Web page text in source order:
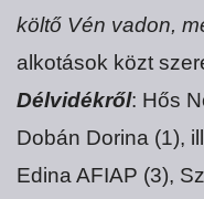
költő Vén vadon,
alkotások közt
Délvidékről: Hős
Dobán Dorina (1),
Edina AFIAP (3),